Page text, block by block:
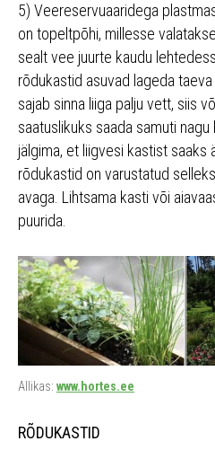
5) Veereservuaaridega
on topeltpõhi, millesse
sealt vee juurte kaudu
rõdukastid asuvad lageda
sajab sinna liiga palju vett, siis
saatuslikuks saada samuti
jälgima, et liigvesi kastist saaks
rõdukastid on varustatud
avaga. Lihtsama kasti või
puurida.
Allikas: www.hortes.ee
RÕDUKASTID